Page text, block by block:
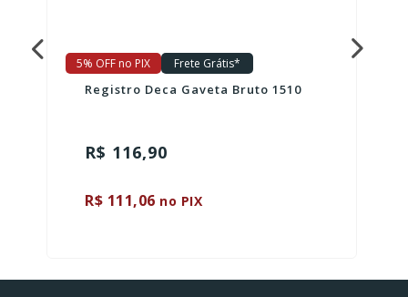
5% OFF no PIX Frete Grátis*
Registro Deca Gaveta Bruto 1510
R$ 116,90
R$ 111,06 no PIX